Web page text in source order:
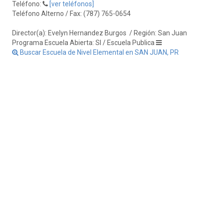
Teléfono:
[ver teléfonos]
Teléfono Alterno / Fax: (787) 765-0654
Director(a): Evelyn Hernandez Burgos / Región: San Juan
Programa Escuela Abierta: SI / Escuela Publica
Buscar Escuela de Nivel Elemental en SAN JUAN, PR